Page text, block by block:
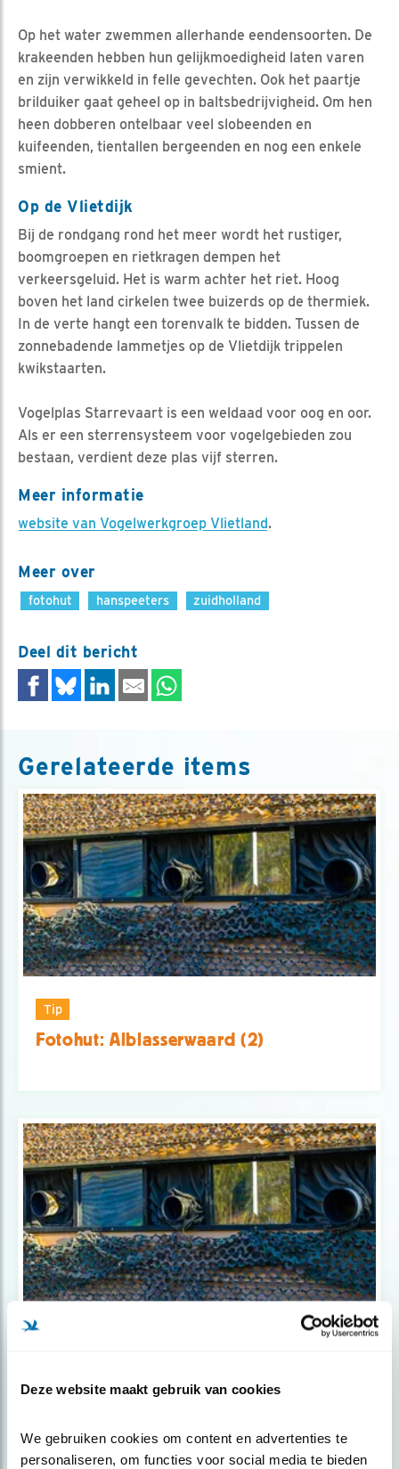
Deze website maakt gebruik van cookies
We gebruiken cookies om content en advertenties te
personaliseren, om functies voor social media te bieden
Op het water zwemmen allerhande eendensoorten. De
krakeenden hebben hun gelijkmoedigheid laten varen
en zijn verwikkeld in felle gevechten. Ook het paartje
brilduiker gaat geheel op in baltsbedrijvigheid. Om hen
heen dobberen ontelbaar veel slobeenden en
kuifeenden, tientallen bergeenden en nog een enkele
smient.
Op de Vlietdijk
Bij de rondgang rond het meer wordt het rustiger,
boomgroepen en rietkragen dempen het
verkeersgeluid. Het is warm achter het riet. Hoog
boven het land cirkelen twee buizerds op de thermiek.
In de verte hangt een torenvalk te bidden. Tussen de
zonnebadende lammetjes op de Vlietdijk trippelen
kwikstaarten.
Vogelplas Starrevaart is een weldaad voor oog en oor.
Als er een sterrensysteem voor vogelgebieden zou
bestaan, verdient deze plas vijf sterren.
Meer informatie
website van Vogelwerkgroep Vlietland.
Meer over
fotohut hanspeeters zuidholland
Deel dit bericht
Gerelateerde items
Tip
Fotohut: Alblasserwaard (2)